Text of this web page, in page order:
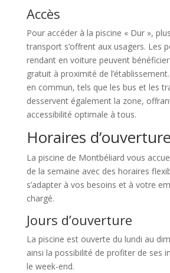
Accès
Pour accéder à la piscine « Dur »,
transport s’offrent aux usagers. Les
rendant en voiture peuvent bénéficier
gratuit à proximité de
en commun, tels que les bus et les
desservent également la zone,
accessibilité optimale à tous.
Horaires d’ouverture
La piscine de Montbéliard vous
de la semaine avec des horaires
s’adapter à vos besoins et à votre
chargé.
Jours d’ouverture
La piscine est ouverte du lundi au
ainsi la possibilité de profiter de ses
le week-end.